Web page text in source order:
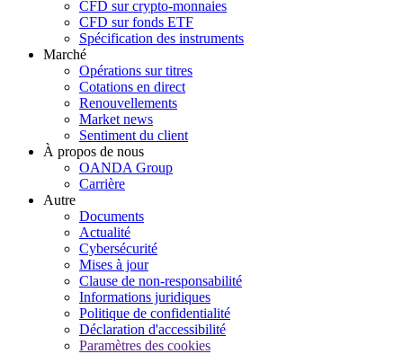
CFD sur crypto-monnaies
CFD sur fonds ETF
Spécification des instruments
Marché
Opérations sur titres
Cotations en direct
Renouvellements
Market news
Sentiment du client
À propos de nous
OANDA Group
Carrière
Autre
Documents
Actualité
Cybersécurité
Mises à jour
Clause de non-responsabilité
Informations juridiques
Politique de confidentialité
Déclaration d'accessibilité
Paramètres des cookies